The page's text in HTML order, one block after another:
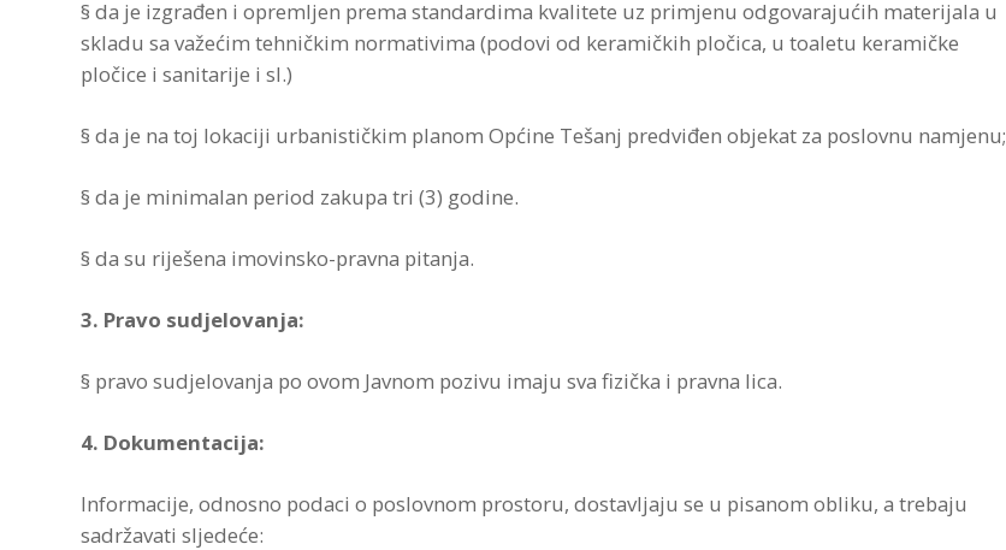
§ da je izgrađen i opremljen prema standardima kvalitete uz primjenu odgovarajućih materijala u
skladu sa važećim tehničkim normativima (podovi od keramičkih pločica, u toaletu keramičke
pločice i sanitarije i sl.)
§ da je na toj lokaciji urbanističkim planom Općine Tešanj predviđen objekat za poslovnu namjenu;
§ da je minimalan period zakupa tri (3) godine.
§ da su riješena imovinsko-pravna pitanja.
3. Pravo sudjelovanja:
§ pravo sudjelovanja po ovom Javnom pozivu imaju sva fizička i pravna lica.
4. Dokumentacija:
Informacije, odnosno podaci o poslovnom prostoru, dostavljaju se u pisanom obliku, a trebaju
sadržavati sljedeće: